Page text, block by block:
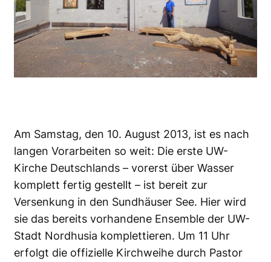
Am Samstag, den 10. August 2013, ist es nach
langen Vorarbeiten so weit: Die erste UW-
Kirche Deutschlands – vorerst über Wasser
komplett fertig gestellt – ist bereit zur
Versenkung in den Sundhäuser See. Hier wird
sie das bereits vorhandene Ensemble der UW-
Stadt Nordhusia komplettieren. Um 11 Uhr
erfolgt die offizielle Kirchweihe durch Pastor